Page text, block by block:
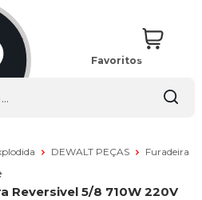
Favoritos
DEWALT PEÇAS Furadeira
Reversivel 5/8 710W 220V